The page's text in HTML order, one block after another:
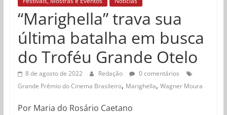
“Marighella” trava sua
última batalha em busca
do Troféu Grande Otelo
8 de agosto de 2022 Redação
0 comentários
Grande Prêmio do Cinema Brasileiro, Marighella, Wagner Moura
Por Maria do Rosário Caetano